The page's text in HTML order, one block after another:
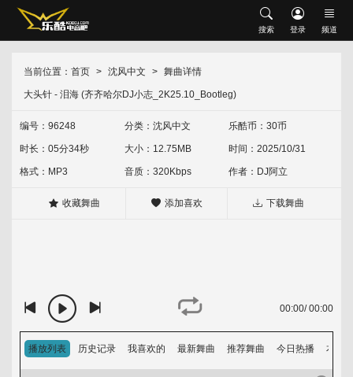
搜索 登录 频道
搜索
外文舞曲 沈风外文 外网资源 经典怀旧 HOUSE Electro
排行榜
音乐上传人
会员中心 修改资料
升级VIP 我喜欢的
当前位置： 首页 沈风中文 舞曲详情
大头针 - 泪海 (齐齐哈尔DJ小志_2K25.10_Bootleg)
编号：96248 分类： 沈风中文 乐酷币：30币
时长：05分34秒 大小：12.75MB 时间：2025/10/31
格式：MP3 音质：320Kbps 作者： DJ阿立
收藏舞曲 添加喜欢 下载舞曲
00:00/00:00
播放列表 历史记录 我喜欢的 最新舞曲 推荐舞曲 今日热播 本周